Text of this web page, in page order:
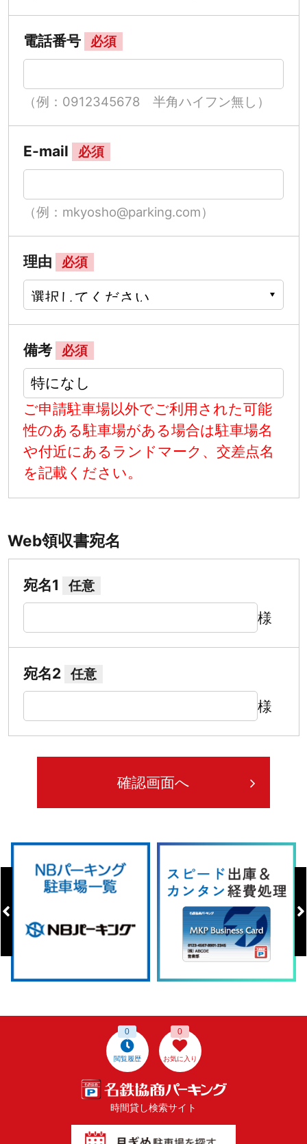
電話番号 必須
（例：0912345678 半角ハイフン無し）
E-mail 必須
（例：mkyosho@parking.com）
理由 必須
備考 必須
ご申請駐車場以外でご利用された可能
性のある駐車場がある場合は駐車場名
や付近にあるランドマーク、交差点名
を記載ください。
Web領収書宛名
宛名1 任意
様
宛名2 任意
様
閲覧履歴
0
お気に入り
0
時間貸し検索サイト